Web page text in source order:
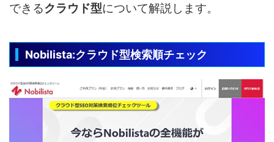
できるクラウド型について解説します。
Nobilista:クラウド型検索順チェック